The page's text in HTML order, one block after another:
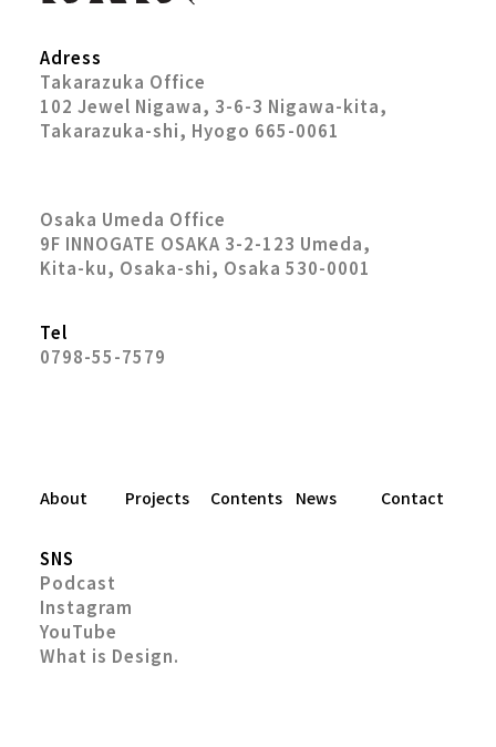
Adress
Takarazuka Office
102 Jewel Nigawa, 3-6-3 Nigawa-kita,
Takarazuka-shi, Hyogo 665-0061
Osaka Umeda Office
9F INNOGATE OSAKA 3-2-123 Umeda,
Kita-ku, Osaka-shi, Osaka 530-0001
Tel
0798-55-7579
About Projects Contents News Contact
SNS
Podcast
Instagram
YouTube
What is Design.